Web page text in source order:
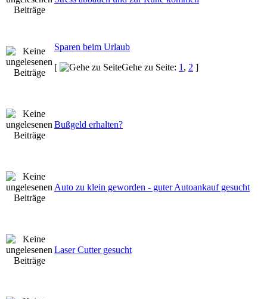
Sparen beim Urlaub
[
Gehe zu Seite: 1 , 2 ]
Bußgeld erhalten?
Auto zu klein geworden - guter Autoankauf gesucht
Laser Cutter gesucht